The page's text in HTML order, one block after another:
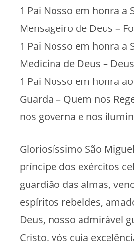
1 Pai Nosso em honra a
Mensageiro de Deus –
1 Pai Nosso em honra a
Medicina de Deus –
1 Pai Nosso em honra
Guarda – Quem nos
nos governa e nos
Gloriosíssimo São
príncipe dos exércitos
guardião das almas,
espíritos rebeldes,
Deus, nosso admirável
Cristo, vós cuja